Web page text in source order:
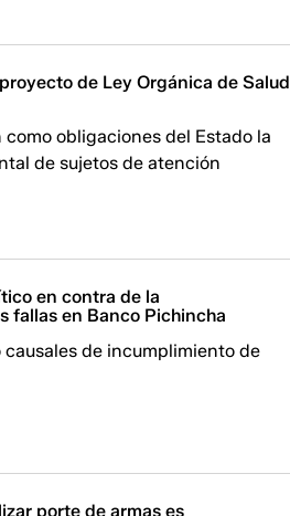
de Ley Orgánica de Salud
obligaciones del Estado la
de sujetos de atención
en contra de la
fallas en Banco Pichincha
de incumplimiento de
porte de armas es